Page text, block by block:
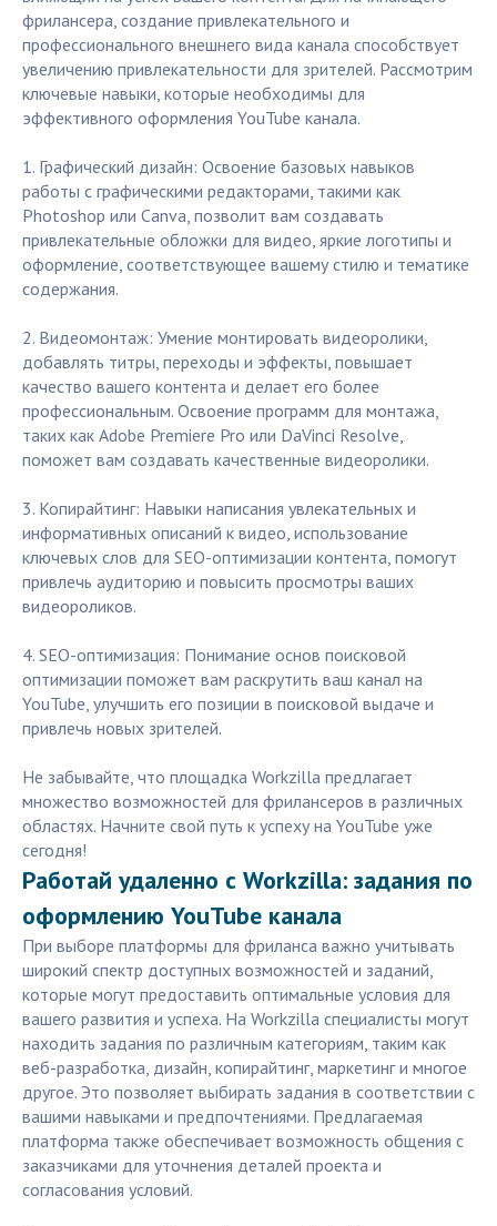
фрилансера, создание привлекательного и
профессионального внешнего вида канала способствует
увеличению привлекательности для зрителей. Рассмотрим
ключевые навыки, которые необходимы для
эффективного оформления YouTube канала.
1. Графический дизайн: Освоение базовых навыков
работы с графическими редакторами, такими как
Photoshop или Canva, позволит вам создавать
привлекательные обложки для видео, яркие логотипы и
оформление, соответствующее вашему стилю и тематике
содержания.
2. Видеомонтаж: Умение монтировать видеоролики,
добавлять титры, переходы и эффекты, повышает
качество вашего контента и делает его более
профессиональным. Освоение программ для монтажа,
таких как Adobe Premiere Pro или DaVinci Resolve,
поможет вам создавать качественные видеоролики.
3. Копирайтинг: Навыки написания увлекательных и
информативных описаний к видео, использование
ключевых слов для SEO-оптимизации контента, помогут
привлечь аудиторию и повысить просмотры ваших
видеороликов.
4. SEO-оптимизация: Понимание основ поисковой
оптимизации поможет вам раскрутить ваш канал на
YouTube, улучшить его позиции в поисковой выдаче и
привлечь новых зрителей.
Не забывайте, что площадка Workzilla предлагает
множество возможностей для фрилансеров в различных
областях. Начните свой путь к успеху на YouTube уже
сегодня!
Работай удаленно с Workzilla: задания по
оформлению YouTube канала
При выборе платформы для фриланса важно учитывать
широкий спектр доступных возможностей и заданий,
которые могут предоставить оптимальные условия для
вашего развития и успеха. На Workzilla специалисты могут
находить задания по различным категориям, таким как
веб-разработка, дизайн, копирайтинг, маркетинг и многое
другое. Это позволяет выбирать задания в соответствии с
вашими навыками и предпочтениями. Предлагаемая
платформа также обеспечивает возможность общения с
заказчиками для уточнения деталей проекта и
согласования условий.